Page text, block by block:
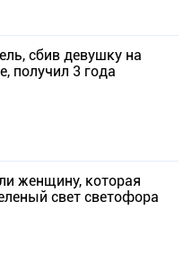
сбив девушку на
получил 3 года
женщину, которая
свет светофора